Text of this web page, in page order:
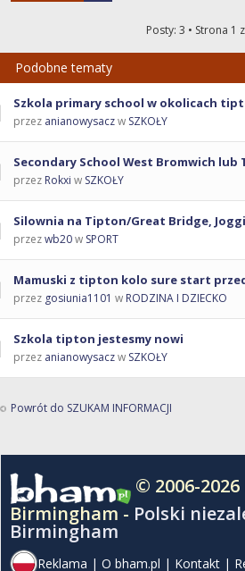
Posty: 3 • Strona 1 z
Podobne tematy
Szkola primary school w okolicach
przez anianowysaczw SZKOŁY
Secondary School West Bromwich lub
przez Rokxi w SZKOŁY
Silownia na Tipton/Great Bridge,
przezwb20w SPORT
Mamuski z tipton kolo sure start
przez gosiunia1101 w RODZINA I DZIECKO
Szkola tipton jestesmy nowi
przez anianowysaczw SZKOŁY
Powrót do SZUKAM INFORMACJI
© 2006-
Birmingham - Polski
Birmingham
Reklama | O bham.pl | Kontakt |